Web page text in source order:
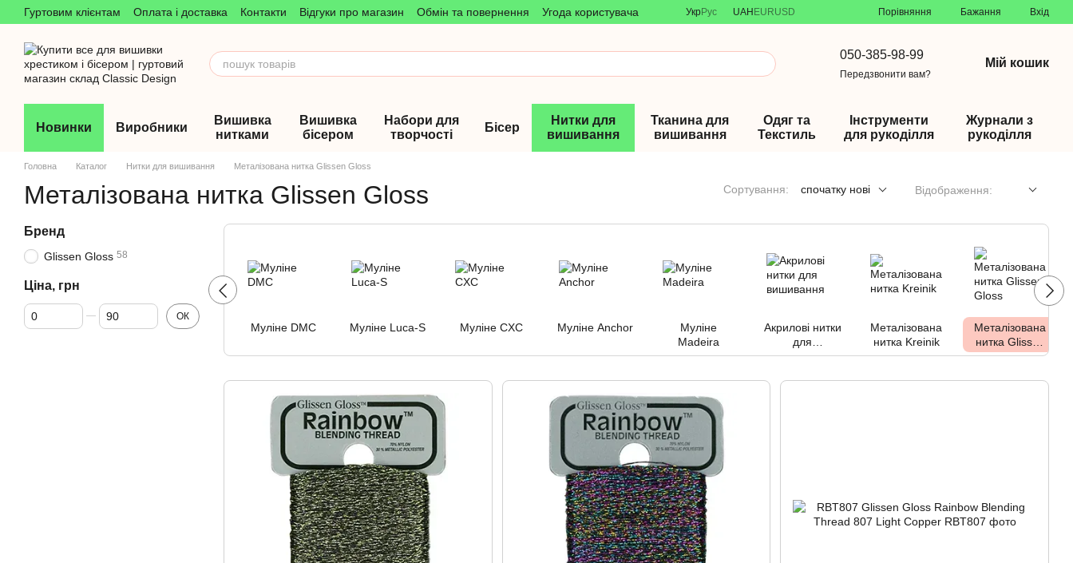
Перейти до основного контенту
Гуртовим клієнтам Оплата і доставка Контакти Відгуки про магазин Обмін та повернення Угода користувача УкрРус UAH EURUSD Порівняння Бажання Вхід
050-385-98-99
Передзвонити вам?
Мій кошик
Новинки Виробники
Вишивка
нитками
Вишивка
бісером
Набори для
творчості
Бісер
Нитки для
вишивання
Тканина для
вишивання
Одяг та
Текстиль
Інструменти
для рукоділля
Журнали з
рукоділля
Головна Каталог Нитки для вишивання Металізована нитка Glissen Gloss
Металізована нитка Glissen Gloss Сортування: спочатку нові Відображення:
Муліне DMC Муліне Luca-S Муліне CXC Муліне Anchor
Муліне
Madeira
Акрилові нитки
для
вишивання
Металізована
нитка Kreinik
Металізована
нитка Glissen
Gloss
Бренд
Glissen Gloss 58
Ціна, грн
Від Ціна, грн
До Ціна, грн ОК